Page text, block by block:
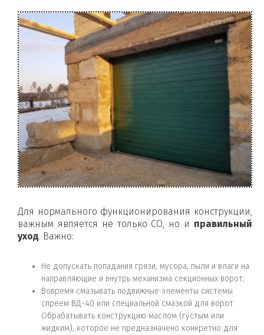
Для нормального функционирования конструкции,
важным является не только СО, но и правильный
уход. Важно:
Не допускать попадания грязи, мусора, пыли и влаги на
направляющие и внутрь механизма секционных ворот;
Вовремя смазывать подвижные элементы системы
спреем ВД-40 или специальной смазкой для ворот.
Обрабатывать конструкцию маслом (густым или
жидким), которое не предназначено конкретно для